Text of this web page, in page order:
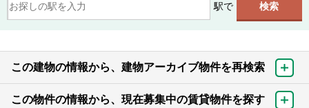
駅で
この建物の情報から、建物アーカイブ物件を再検索
この物件の情報から、現在募集中の賃貸物件を探す